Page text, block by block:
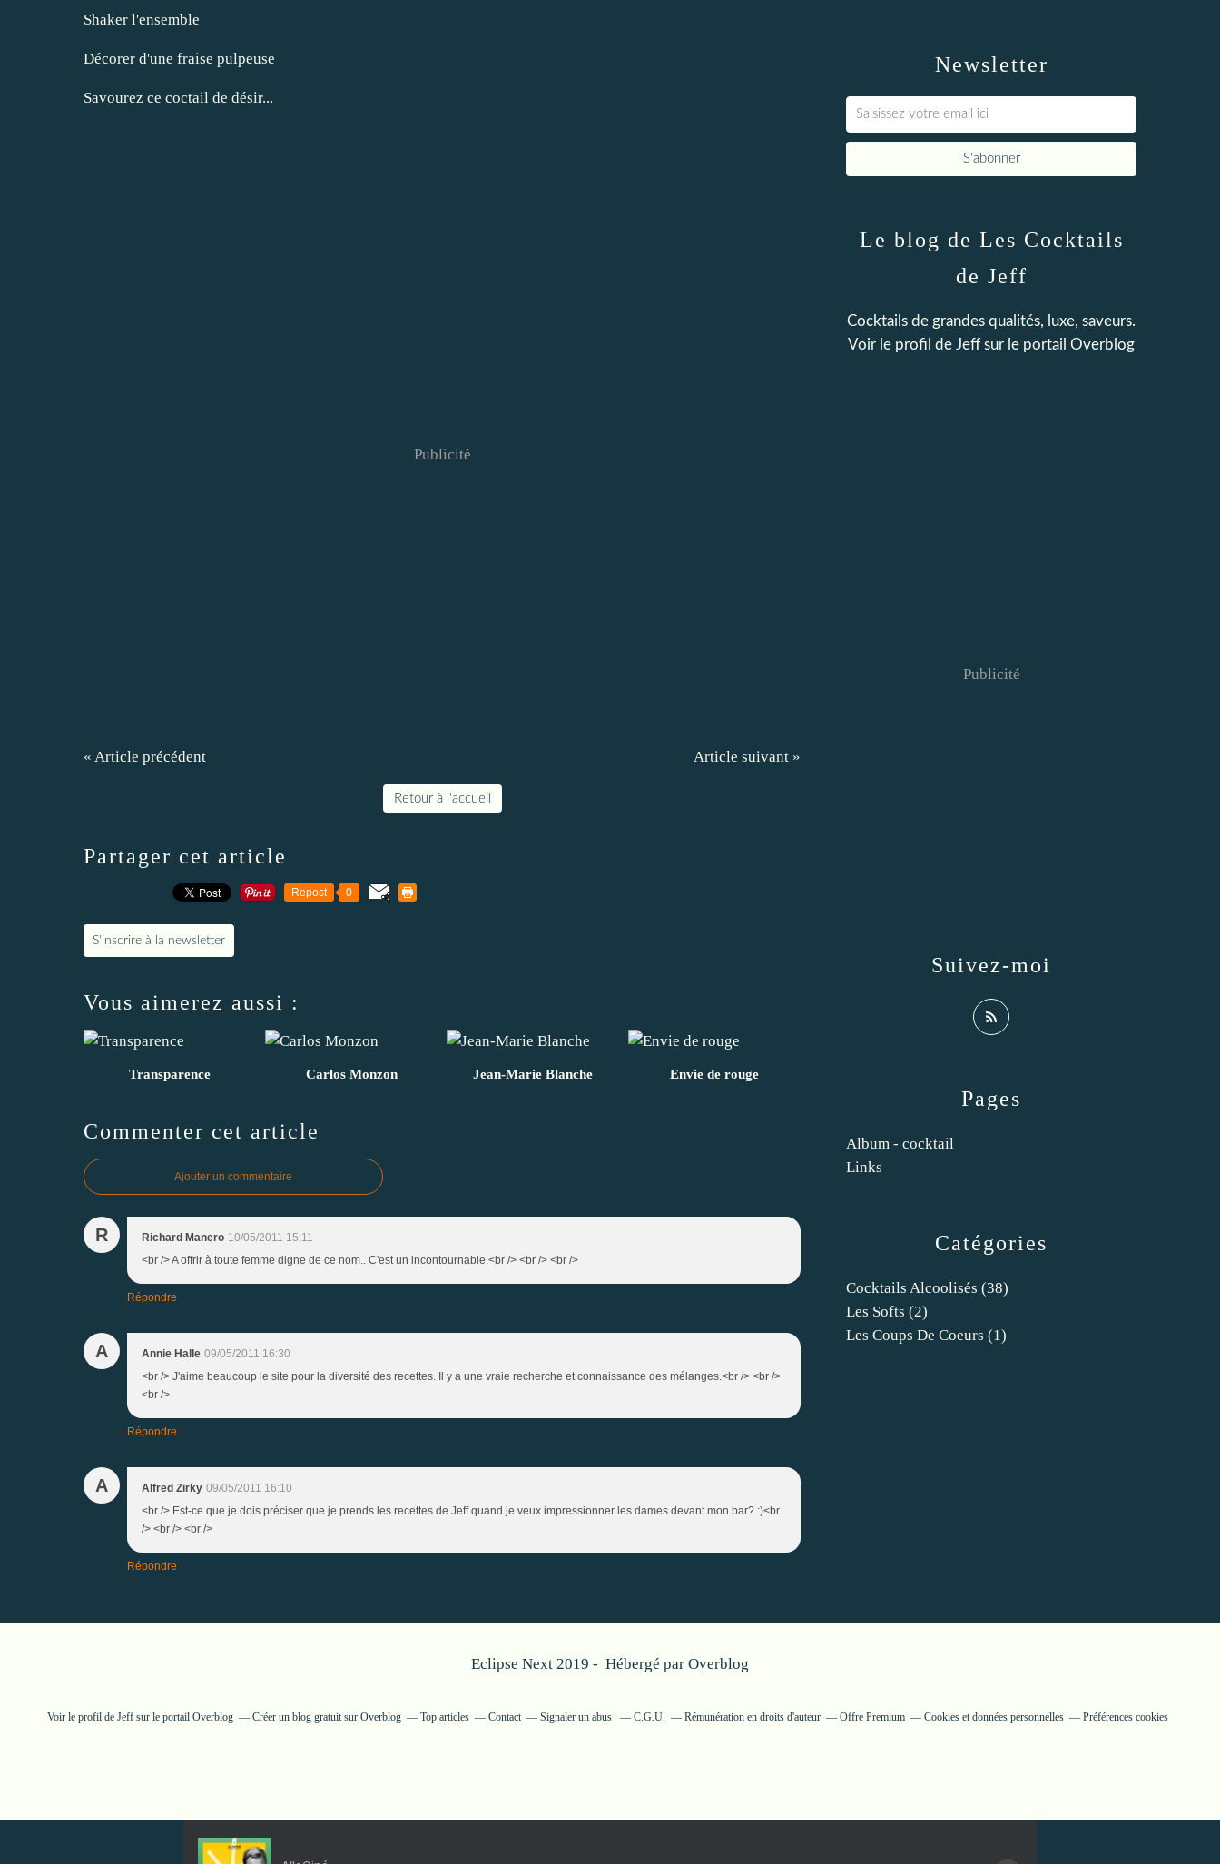
Shaker l'ensemble
Décorer d'une fraise pulpeuse
Savourez ce coctail de désir...
Publicité
« Article précédent Article suivant »
Retour à l'accueil
Partager cet article
Repost 0
S'inscrire à la newsletter
Vous aimerez aussi :
Transparence Carlos Monzon Jean-Marie Blanche Envie de rouge
Commenter cet article
Ajouter un commentaire
R Richard Manero 10/05/2011 15:11
<br /> A offrir à toute femme digne de ce nom.. C'est un incontournable.<br /> <br /> <br />
Répondre
A Annie Halle 09/05/2011 16:30
<br /> J'aime beaucoup le site pour la diversité des recettes. Il y a une vraie recherche et connaissance des mélanges.<br /> <br />
<br />
Répondre
A Alfred Zirky 09/05/2011 16:10
<br /> Est-ce que je dois préciser que je prends les recettes de Jeff quand je veux impressionner les dames devant mon bar? :)<br
/> <br /> <br />
Répondre
Newsletter
Catégories
Cocktails Alcoolisés (38)
Les Softs (2)
Les Coups De Coeurs (1)
Pages
Album - cocktail
Links
Le blog de Les Cocktails
de Jeff
Cocktails de grandes qualités, luxe, saveurs.
Voir le profil de Jeff sur le portail Overblog
Suivez-moi
Publicité
Eclipse Next 2019 - Hébergé par Overblog
Voir le profil de Jeffsur le portail Overblog Créer un blog gratuit sur Overblog Top articles Contact Signaler un abus C.G.U. Rémunération en droits d'auteur Offre Premium Cookies et données personnelles Préférences cookies